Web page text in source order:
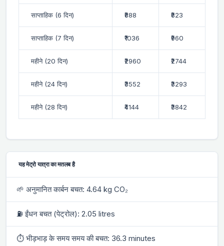
साप्ताहिक (6 दिन) ₹888 ₹823
साप्ताहिक (7 दिन) ₹1036 ₹960
महीने (20 दिन) ₹2960 ₹2744
महीने (24 दिन) ₹3552 ₹3293
महीने (28 दिन) ₹4144 ₹3842
यह मेट्रो यात्रा का मतलब है
🌱 अनुमानित कार्बन बचत: 4.64 kg CO₂
⛽ ईंधन बचत (पेट्रोल): 2.05 litres
⏱ भीड़भाड़ के समय समय की बचत: 36.3 minutes